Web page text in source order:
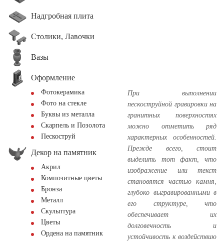
Надгробная плита
Столики, Лавочки
Вазы
Оформление
Фотокерамика
Фото на стекле
Буквы из металла
Скарпель и Позолота
Пескоструй
Декор на памятник
Акрил
Композитные цветы
Бронза
Металл
Скульптура
Цветы
Ордена на памятник
При выполнении
пескоструйной гравировки на
гранитных поверхностях
можно отметить ряд
характерных особенностей.
Прежде всего, стоит
выделить тот факт, что
изображение или текст
становятся частью камня,
глубоко выгравированными в
его структуре, что
обеспечивает их
долговечность и
устойчивость к воздействию